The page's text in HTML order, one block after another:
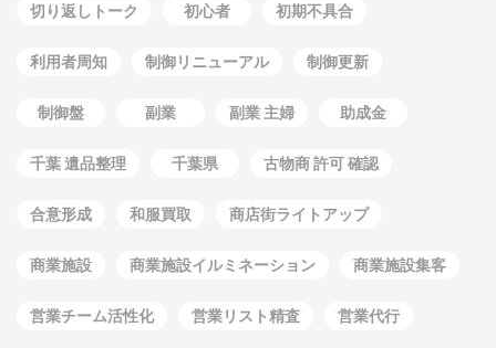
切り返しトーク 初心者 初期不具合
利用者周知 制御リニューアル 制御更新
制御盤 副業 副業 主婦 助成金
千葉 遺品整理 千葉県 古物商 許可 確認
合意形成 和服買取 商店街ライトアップ
商業施設 商業施設イルミネーション 商業施設集客
営業チーム活性化 営業リスト精査 営業代行